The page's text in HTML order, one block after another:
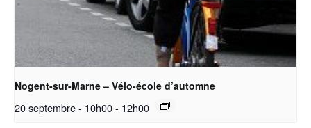
Nogent-sur-Marne – Vélo-école d’automne
20 septembre - 10h00- 12h00